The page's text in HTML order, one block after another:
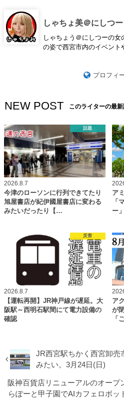
しゃちょ美＠にしつー
しゃちょう＠にしつーの
の姿で西宮市内のイベント
プロフィ
NEW POST このライターの最
話題
2026.8.7
今津のローソンに行列できてたり
旭屋書店が紀伊國屋書店に変わる
みたいだったり【…
ア
「
ー
災害
2026.8.7
【運転再開】JR神戸線が遅延。大
阪駅～西明石駅間にて電力設備の
確認
ア
が
「
JR西宮駅ちかく西宮卸売
みたい。3月24日(日)
阪神百貨店リニューアルのオープ
らぽーと甲子園でAIカフェロボッ